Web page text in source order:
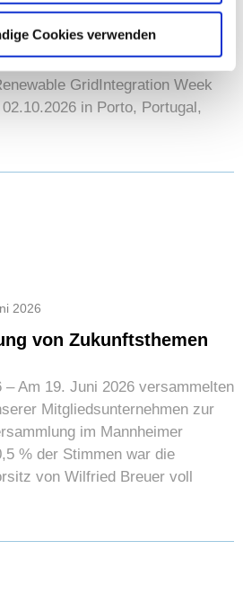
Cookies verwenden
uns, dass die FGH in diesem
GridIntegration Week
in Porto, Portugal,
2026
von Zukunftsthemen
– Am 19. Juni 2026 versammelten
Mitgliedsunternehmen zur
im Mannheimer
% der Stimmen war die
von Wilfried Breuer voll